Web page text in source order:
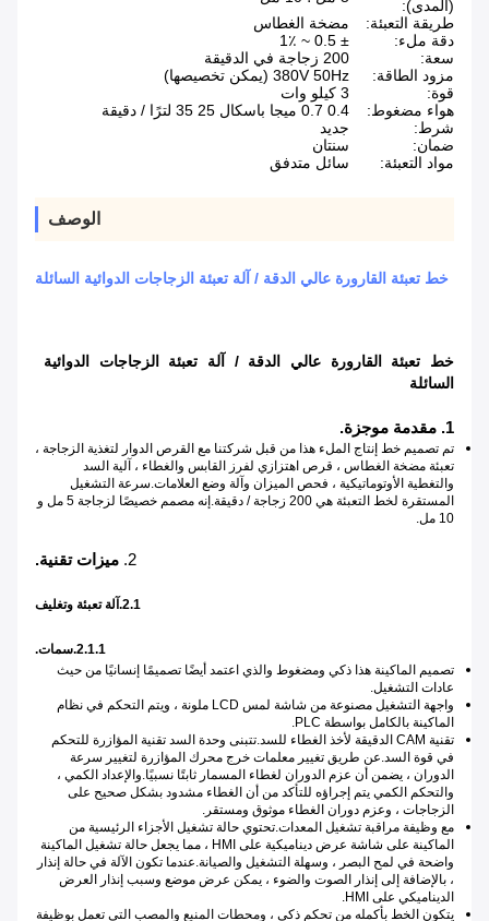
(المدى):
طريقة التعبئة:
مضخة الغطاس
دقة ملء:
± 0.5 ~ 1٪
سعة:
200 زجاجة في الدقيقة
مزود الطاقة:
380V 50Hz (يمكن تخصيصها)
قوة:
3 كيلو وات
هواء مضغوط:
0.4 0.7 ميجا باسكال 25 35 لترًا / دقيقة
شرط:
جديد
ضمان:
سنتان
مواد التعبئة:
سائل متدفق
الوصف
خط تعبئة القارورة عالي الدقة / آلة تعبئة الزجاجات الدوائية السائلة
خط تعبئة القارورة عالي الدقة / آلة تعبئة الزجاجات الدوائية
السائلة
1. مقدمة موجزة.
تم تصميم خط إنتاج الملء هذا من قبل شركتنا مع القرص الدوار لتغذية الزجاجة ،
تعبئة مضخة الغطاس ، قرص اهتزازي لفرز القابس والغطاء ، آلية السد
والتغطية الأوتوماتيكية ، فحص الميزان وآلة وضع العلامات.سرعة التشغيل
المستقرة لخط التعبئة هي 200 زجاجة / دقيقة.إنه مصمم خصيصًا لزجاجة 5 مل و
10 مل.
2. ميزات تقنية.
2.1.آلة تعبئة وتغليف
2.1.1.سمات.
تصميم الماكينة هذا ذكي ومضغوط والذي اعتمد أيضًا تصميمًا إنسانيًا من حيث
عادات التشغيل.
واجهة التشغيل مصنوعة من شاشة لمس LCD ملونة ، ويتم التحكم في نظام
الماكينة بالكامل بواسطة PLC.
تقنية CAM الدقيقة لأخذ الغطاء للسد.تتبنى وحدة السد تقنية المؤازرة للتحكم
في قوة السد.عن طريق تغيير معلمات خرج محرك المؤازرة لتغيير سرعة
الدوران ، يضمن أن عزم الدوران لغطاء المسمار ثابتًا نسبيًا.والإعداد الكمي ،
والتحكم الكمي يتم إجراؤه للتأكد من أن الغطاء مشدود بشكل صحيح على
الزجاجات ، وعزم دوران الغطاء موثوق ومستقر.
مع وظيفة مراقبة تشغيل المعدات.تحتوي حالة تشغيل الأجزاء الرئيسية من
الماكينة على شاشة عرض ديناميكية على HMI ، مما يجعل حالة تشغيل الماكينة
واضحة في لمح البصر ، وسهلة التشغيل والصيانة.عندما تكون الآلة في حالة إنذار
، بالإضافة إلى إنذار الصوت والضوء ، يمكن عرض موضع وسبب إنذار العرض
الديناميكي على HMI.
يتكون الخط بأكمله من تحكم ذكي ، ومحطات المنبع والمصب التي تعمل بوظيفة